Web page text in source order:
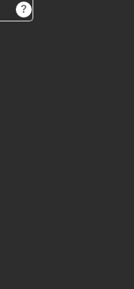
?